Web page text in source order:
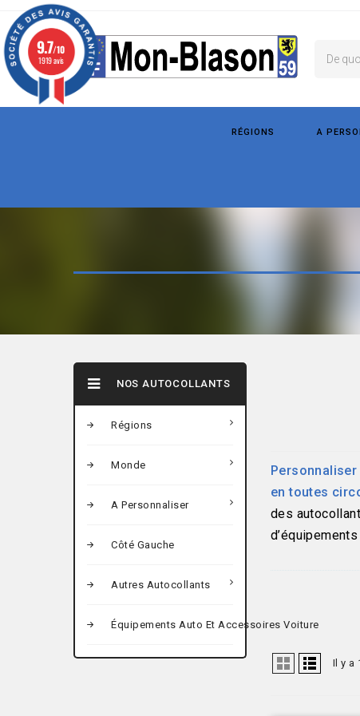
RÉGIONS A
NOS AUTOCOLLANTS
Régions
Monde
A Personnaliser
Côté Gauche
Autres Autocollants
Équipements Auto Et Accessoires Voiture
Personnaliser
en toutes
des
Il y a
9.7/10
1919 avis